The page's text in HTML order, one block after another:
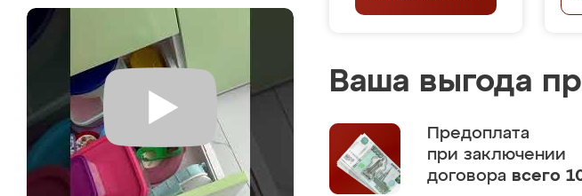
Ваша выгода
Предоплата
при заключении
договора всего